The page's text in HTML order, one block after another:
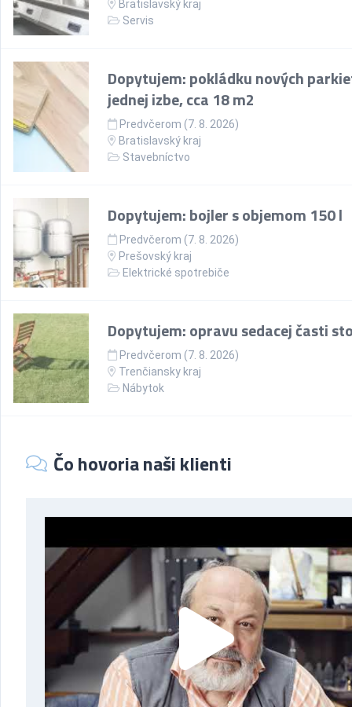
Bratislavský kraj
Servis
Dopytujem: pokládku nových
jednej izbe, cca 18 m2
Predvčerom (7. 8. 2026)
Bratislavský kraj
Stavebníctvo
Dopytujem: bojler s objemom 150 l
Predvčerom (7. 8. 2026)
Prešovský kraj
Elektrické spotrebiče
Dopytujem: opravu sedacej časti
Predvčerom (7. 8. 2026)
Trenčiansky kraj
Nábytok
Čo hovoria naši klienti